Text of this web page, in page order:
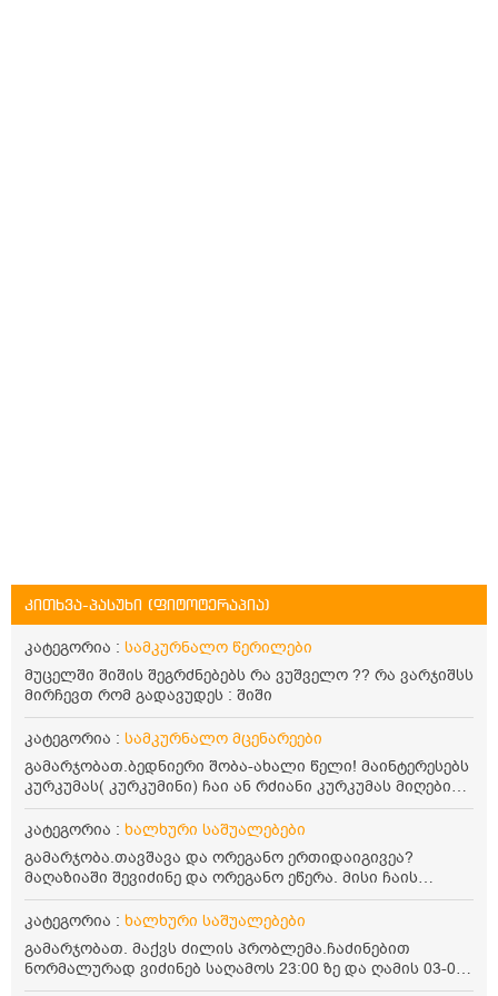
კითხვა-პასუხი (ფიტოტერაპია)
კატეგორია : სამკურნალო წერილები
მუცელში შიშის შეგრძნებებს რა ვუშველო ?? რა ვარჯიშსს
მირჩევთ რომ გადავუდეს : შიში
კატეგორია : სამკურნალო მცენარეები
გამარჯობათ.ბედნიერი შობა-ახალი წელი! მაინტერესებს
კურკუმას( კურკუმინი) ჩაი ან რძიანი კურკუმას მიღების
წესი. მაინტერესებდა და წავიკითხე ასეთი ინფორმაცია:
კურკუმას გააჩნია ანთების საწინააღმდეგო,
უნდა მივიღოთო ცხიმთან და შავ პილპილთან ერთად
ეფექტურობის მიზნით. 1) პირველი ვარიანტი არის ჩაი:
როგორ მივიღო კურკუმას ჩაი? უზმოზე,ჭამამდე თუ ჭამის
შემდეგ? თბილი წყალი უნდა დავასხათ თუ მდუღარე?
წავიკითხე რომ კურკუმას თუ დავასხამთ მდუღარე
წყალს, ის დაკარგავსო სასარგებლო თვისებებს, ასევე
წავიკითხე რომ თუ არ ადუღდა კურკუმა წყალში, მაშინ
კატეგორია : ხალხური საშუალებები
გამარჯობა.თავშავა და ორეგანო ერთიდაიგივეა?
მაღაზიაში შევიძინე და ორეგანო ეწერა. მისი ჩაის
დალევის წესი მაინტერესებს.რისთვის არის კარგი?
წავიკითხე რომ: 1 ჭიქა თბილ წყალში ჩავყაროთ 1 ჩაის
კოვზი დაქუცმაცებული და გამხმარი ორეგანო და
გავაჩეროთ 10-15 წუთი, მივიღოთო ჭამიდან 1-2 საათში.
მიზანი: ანტიოქსიდანტური და ანთების საწინააღმდეგო
კატეგორია : ხალხური საშუალებები
გამარჯობათ. მაქვს ძილის პრობლემა.ჩაძინებით
ნორმალურად ვიძინებ საღამოს 23:00 ზე და ღამის 03-00
ან 04:00 საათზე მეღვიძება და მერე ვერ ვიძინებ